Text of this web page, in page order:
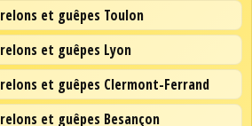
et guêpes Toulon
et guêpes Lyon
et guêpes Clermont-Ferrand
et guêpes Besançon